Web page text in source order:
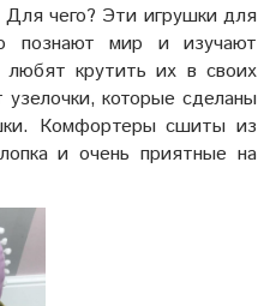
чего? Эти игрушки для
познают мир и изучают
крутить их в своих
узелочки, которые сделаны
Комфортеры сшиты из
и очень приятные на